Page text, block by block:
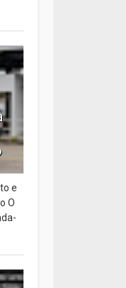
e
O